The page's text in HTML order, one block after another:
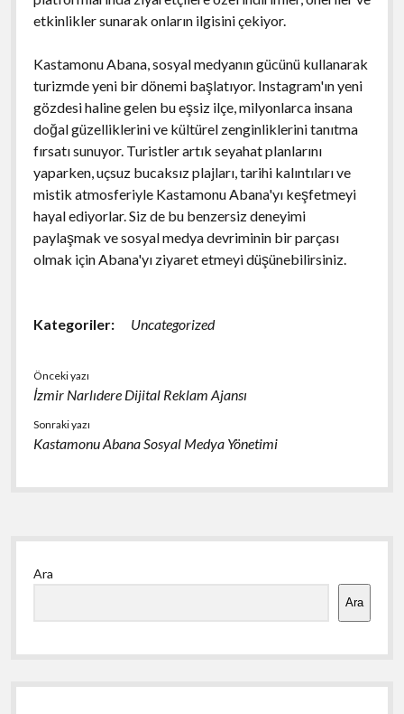
etkinlikler sunarak onların ilgisini çekiyor.
Kastamonu Abana, sosyal medyanın gücünü kullanarak
turizmde yeni bir dönemi başlatıyor. Instagram'ın yeni
gözdesi haline gelen bu eşsiz ilçe, milyonlarca insana
doğal güzelliklerini ve kültürel zenginliklerini tanıtma
fırsatı sunuyor. Turistler artık seyahat planlarını
yaparken, uçsuz bucaksız plajları, tarihi kalıntıları ve
mistik atmosferiyle Kastamonu Abana'yı keşfetmeyi
hayal ediyorlar. Siz de bu benzersiz deneyimi
paylaşmak ve sosyal medya devriminin bir parçası
olmak için Abana'yı ziyaret etmeyi düşünebilirsiniz.
Kategoriler: Uncategorized
Önceki yazı
İzmir Narlıdere Dijital Reklam Ajansı
Sonraki yazı
Kastamonu Abana Sosyal Medya Yönetimi
Yan
Menü
Ara
Ara